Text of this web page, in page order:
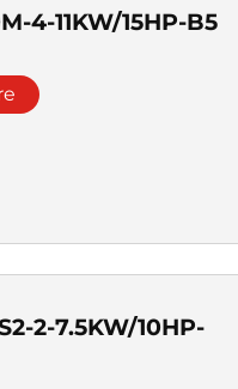
4-11KW/15HP-B5
2-7.5KW/10HP-